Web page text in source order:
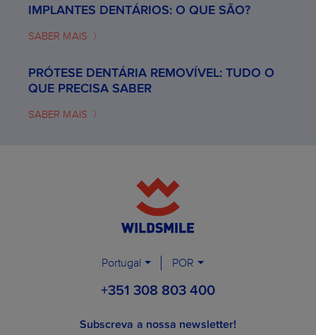
IMPLANTES DENTÁRIOS: O QUE SÃO?
SABER MAIS
PRÓTESE DENTÁRIA REMOVÍVEL: TUDO O
QUE PRECISA SABER
SABER MAIS
Portugal POR
+351 308 803 400
Subscreva a nossa newsletter!